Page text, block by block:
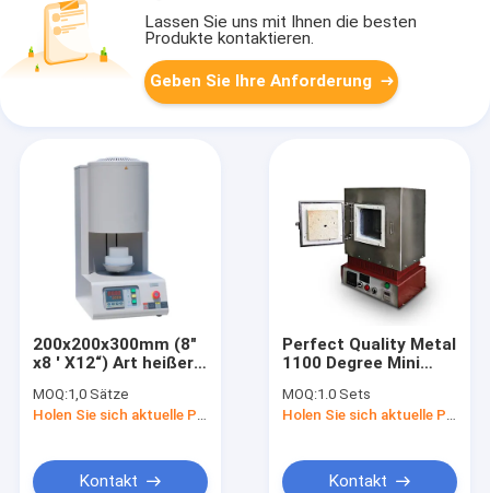
Lassen Sie uns mit Ihnen die besten
Produkte kontaktieren.
Geben Sie Ihre Anforderung
200x200x300mm (8"
x8 ' X12“) Art heißer
1600C des
Ausglühenmuffelofens
MOQ:1,0 Sätze
Holen Sie sich aktuelle Preis
Kontakt
Perfect Quality Metal
1100 Degree Mini
Faster Heating Lab
Dental Burnout
MOQ:1.0 Sets
Holen Sie sich aktuelle Preis
Kontakt